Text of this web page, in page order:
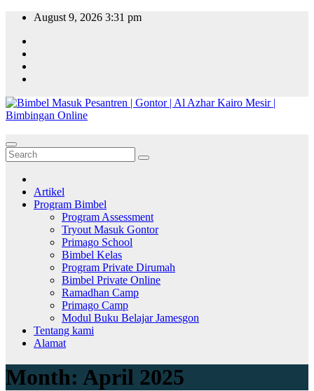
Skip
content
August 9, 2026 3:31 pm
Artikel
Program Bimbel
Program Assessment
Tryout Masuk Gontor
Primago School
Bimbel Kelas
Program Private Dirumah
Bimbel Private Online
Ramadhan Camp
Primago Camp
Modul Buku Belajar Jamesgon
Tentang kami
Alamat
Month: April 2025